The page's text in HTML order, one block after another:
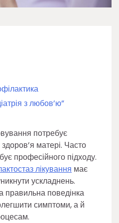
з любов’ю”
потребує
матері. Часто
професійного підходу.
лікування має
ускладнень.
правильна поведінка
симптоми, а й